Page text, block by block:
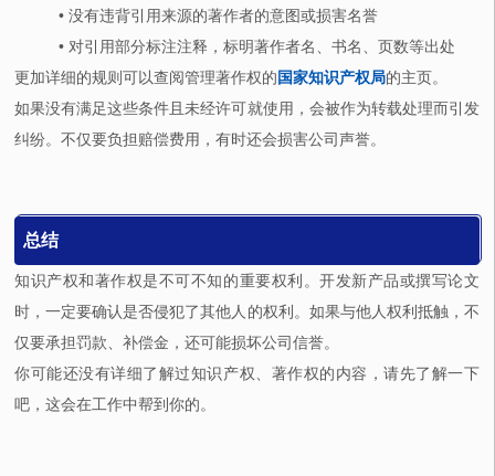
• 没有违背引用来源的著作者的意图或损害名誉
• 对引用部分标注注释，标明著作者名、书名、页数等出处
更加详细的规则可以查阅管理著作权的国家知识产权局的主页。
如果没有满足这些条件且未经许可就使用，会被作为转载处理而引发
纠纷。不仅要负担赔偿费用，有时还会损害公司声誉。
总结
知识产权和著作权是不可不知的重要权利。开发新产品或撰写论文
时，一定要确认是否侵犯了其他人的权利。如果与他人权利抵触，不
仅要承担罚款、补偿金，还可能损坏公司信誉。
你可能还没有详细了解过知识产权、著作权的内容，请先了解一下
吧，这会在工作中帮到你的。